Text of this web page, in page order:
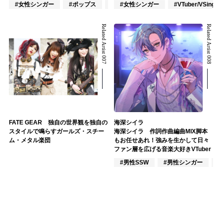
#女性シンガー
#ポップス #アニメ/ゲーム
#女性シンガー
#VTuber/VSinger
Related Artist 007
FATE GEAR 独自の世界観を独自の
スタイルで鳴らすガールズ・スチー
ム・メタル楽団
Related Artist 008
海深シイラ
海深シイラ 作詞作曲編曲MIX脚本
もお任せあれ！強みを生かして日々
ファン層を広げる音楽大好きVTuber
#男性SSW
#男性シンガー